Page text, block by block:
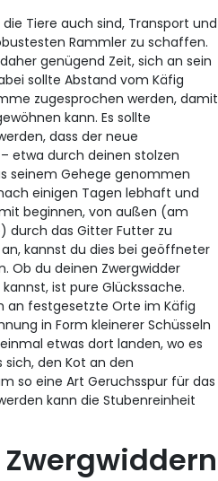
Tiere auch sind, Transport und
Rammler zu schaffen.
genügend Zeit, sich an sein
sollte Abstand vom Käfig
zugesprochen werden, damit
kann. Es sollte
dass der neue
etwa durch deinen stolzen
seinem Gehege genommen
einigen Tagen lebhaft und
beginnen, von außen (am
durch das Gitter Futter zu
kannst du dies bei geöffneter
Ob du deinen Zwergwidder
ist pure Glückssache.
an festgesetzte Orte im Käfig
in Form kleinerer Schüsseln
etwas dort landen, wo es
den Kot an den
so eine Art Geruchsspur für das
kann die Stubenreinheit